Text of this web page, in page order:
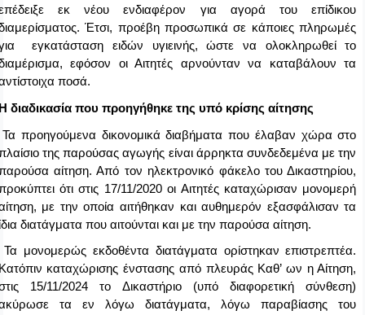
εκ νέου ενδιαφέρον για αγορά του επίδικου
Έτσι, προέβη προσωπικά σε κάποιες πληρωμές
εγκατάσταση ειδών υγιεινής, ώστε να ολοκληρωθεί το
εφόσον οι Αιτητές αρνούνταν να καταβάλουν τα
ποσά.
διαδικασία που προηγήθηκε της υπό κρίσης αίτησης
Τα προηγούμενα δικονομικά διαβήματα που έλαβαν χώρα στο
της παρούσας αγωγής είναι άρρηκτα συνδεδεμένα με την
αίτηση. Από τον ηλεκτρονικό φάκελο του Δικαστηρίου,
ότι στις 17/11/2020 οι Αιτητές καταχώρισαν μονομερή
με την οποία αιτήθηκαν και αυθημερόν εξασφάλισαν τα
διατάγματα που αιτούνται και με την παρούσα αίτηση.
Τα μονομερώς εκδοθέντα διατάγματα ορίστηκαν επιστρεπτέα.
καταχώρισης ένστασης από πλευράς Καθ’ ων η Αίτηση,
15/11/2024 το Δικαστήριο (υπό διαφορετική σύνθεση)
τα εν λόγω διατάγματα, λόγω παραβίασης του